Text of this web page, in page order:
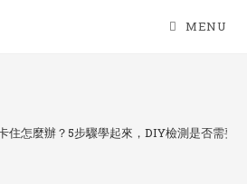
MENU
住怎麼辦？5步驟學起來，DIY檢測是否需要